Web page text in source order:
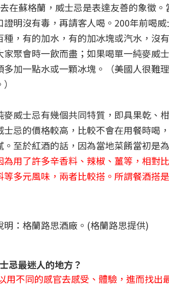
在蘇格蘭，威士忌是表達友善的象徵
證明沒有毒，再請客人喝。200年前喝
種，有的加水，有的加冰塊或汽水，沒
家聚會時一飲而盡；如果喝單一純麥威
多加一點水或一顆冰塊。（美國人很難
麥威士忌有幾個共同特質，即具果乾、
士忌的價格較高，比較不會在用餐時喝
。至於紅酒的話，因為當地菜餚當初是
為用了許多辛香料、辣椒、薑等，相對
等多元風味，兩者比較搭。所謂餐酒搭
明：格蘭路思酒廠。(格蘭路思提供)
忌最迷人的地方？
用不同的感官去感受、體驗，進而找出